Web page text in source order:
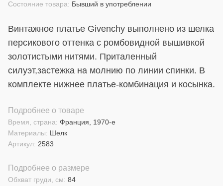
Состояние товара: Бывший в употреблении
Винтажное платье Givenchy выполнено из шелка
персикового оттенка с ромбовидной вышивкой
золотистыми нитями. Приталенный
силуэт,застежка на молнию по линии спинки. В
комплекте нижнее платье-комбинация и косынка.
Подробнее о товаре
Материалы: Шелк
Время, страна: Франция, 1970-е
Артикул: 2583
Подробнее о размере
Обхват груди, см: 84